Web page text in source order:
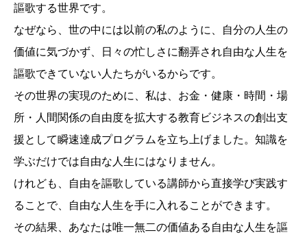
謳歌する世界です。
なぜなら、世の中には以前の私のように、自分の人生の
価値に気づかず、日々の忙しさに翻弄され自由な人生を
謳歌できていない人たちがいるからです。
その世界の実現のために、私は、お金・健康・時間・場
所・人間関係の自由度を拡大する教育ビジネスの創出支
援として瞬速達成プログラムを立ち上げました。知識を
学ぶだけでは自由な人生にはなりません。
けれども、自由を謳歌している講師から直接学び実践す
ることで、自由な人生を手に入れることができます。
その結果、あなたは唯一無二の価値ある自由な人生を謳